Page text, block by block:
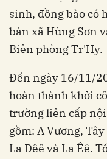
sinh, đồng bào có
bàn xã Hùng Sơn
Biên phòng Tr'Hy.
Đến ngày 16/11/
hoàn thành khởi
trường liên cấp
gồm: A Vương,
La Dêê và La Êê.